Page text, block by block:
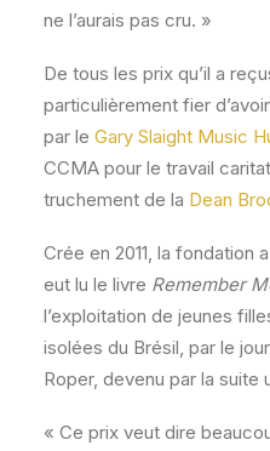
ne l’aurais pas cru. »
De tous les prix qu’il a
particulièrement fier
par le Gary Slaight Music
CCMA pour le travail
truchement de la Dean
Crée en 2011, la fondation
eut lu le livre Remember
l’exploitation de jeunes
isolées du Brésil, par le
Roper, devenu par la suite
« Ce prix veut dire